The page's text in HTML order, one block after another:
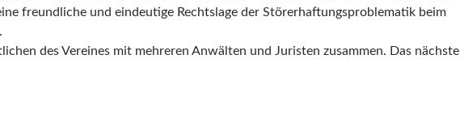
freundliche und eindeutige Rechtslage der Störerhaftungsproblematik beim
des Vereines mit mehreren Anwälten und Juristen zusammen. Das nächste